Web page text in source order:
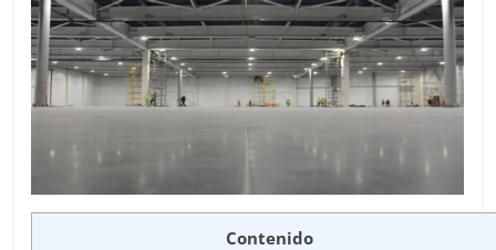
Contenido